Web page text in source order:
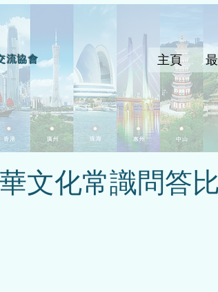
流協會 主頁
文化常識問答